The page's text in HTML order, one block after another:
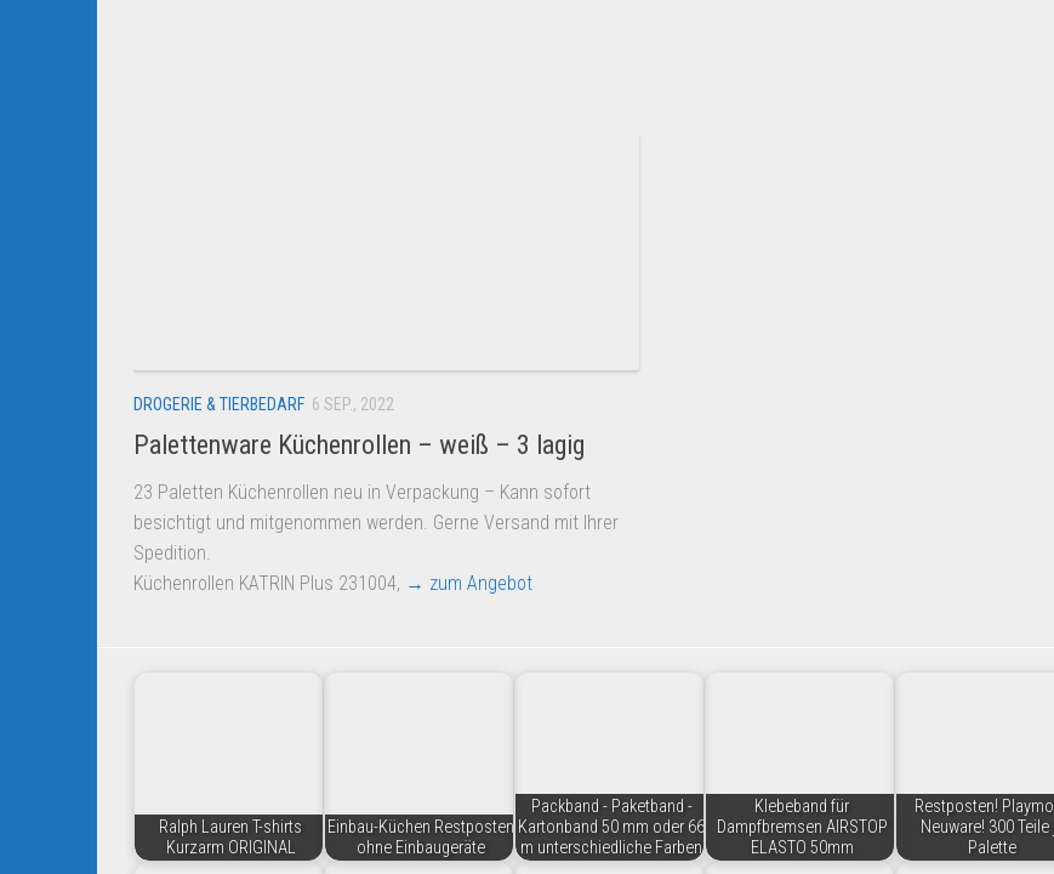
DROGERIE & TIERBEDARF 6 SEP., 2022
Palettenware Küchenrollen – weiß – 3 lagig
23 Paletten Küchenrollen neu in Verpackung – Kann sofort
besichtigt und mitgenommen werden. Gerne Versand mit Ihrer
Spedition.
Küchenrollen KATRIN Plus 231004, → zum Angebot
Ralph Lauren T-shirts
Kurzarm ORIGINAL
Einbau-Küchen Restposten
ohne Einbaugeräte
Packband - Paketband -
Kartonband 50 mm oder 66
m unterschiedliche Farben
Klebeband für
Dampfbremsen AIRSTOP
ELASTO 50mm
Restposten!
Neuware! 300 Teile
Palette